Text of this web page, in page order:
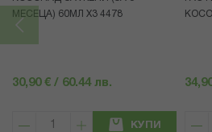
МЕСЕЦА) 60МЛ X3 4478
30,90 € / 60.44 лв.
КУПИ